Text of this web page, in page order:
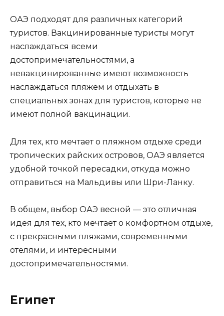
ОАЭ подходят для различных категорий
туристов. Вакцинированные туристы могут
наслаждаться всеми
достопримечательностями, а
невакцинированные имеют возможность
наслаждаться пляжем и отдыхать в
специальных зонах для туристов, которые не
имеют полной вакцинации.
Для тех, кто мечтает о пляжном отдыхе среди
тропических райских островов, ОАЭ является
удобной точкой пересадки, откуда можно
отправиться на Мальдивы или Шри-Ланку.
В общем, выбор ОАЭ весной — это отличная
идея для тех, кто мечтает о комфортном отдыхе,
с прекрасными пляжами, современными
отелями, и интересными
достопримечательностями.
Египет